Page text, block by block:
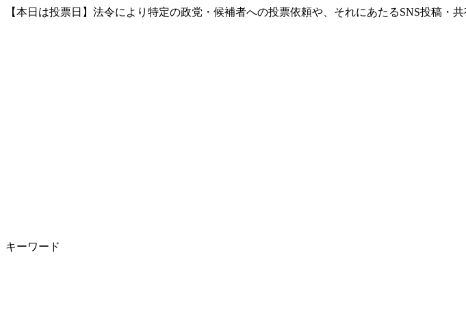
【本日は投票日】法令により特定の政党・候補者への投票依頼や、それにあたるSNS投稿・共
キーワード